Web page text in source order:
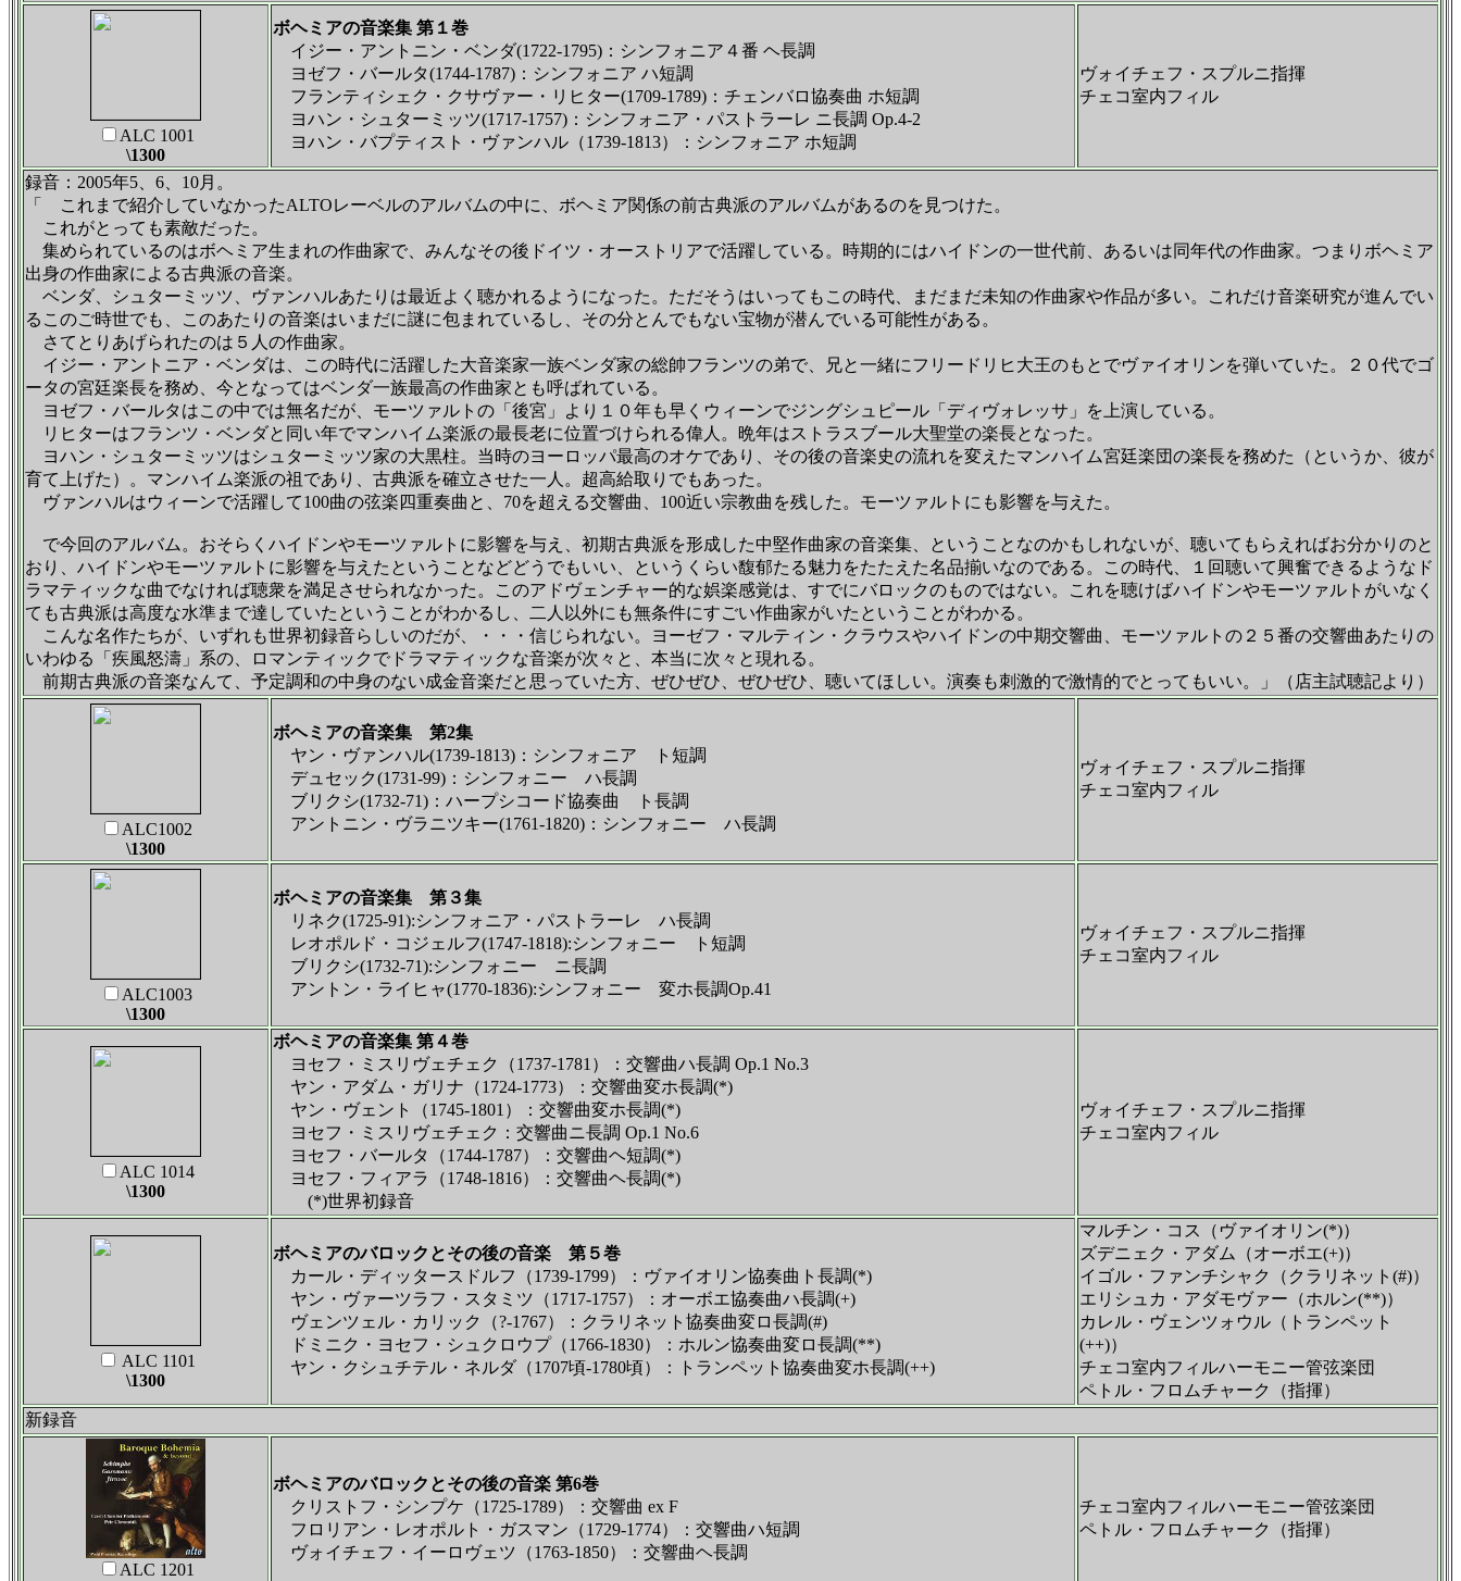
ALC 1001
\1300
ボヘミアの音楽集 第１巻
イジー・アントニン・ベンダ(1722-1795)：シンフォニア４番 ヘ長調
ヨゼフ・バールタ(1744-1787)：シンフォニア ハ短調
フランティシェク・クサヴァー・リヒター(1709-1789)：チェンバロ協奏曲 ホ短調
ヨハン・シュターミッツ(1717-1757)：シンフォニア・パストラーレ ニ長調 Op.4-2
ヨハン・バプティスト・ヴァンハル（1739-1813）：シンフォニア ホ短調
ヴォイチェフ・スプルニ指揮
チェコ室内フィル
録音：2005年5、6、10月。
「 これまで紹介していなかったALTOレーベルのアルバムの中に、ボヘミア関係の前古典派のアルバムがあるのを見つけた。
これがとっても素敵だった。
集められているのはボヘミア生まれの作曲家で、みんなその後ドイツ・オーストリアで活躍している。時期的にはハイドンの一世代前、あるいは同年代の作曲家。つまりボヘミア
出身の作曲家による古典派の音楽。
ベンダ、シュターミッツ、ヴァンハルあたりは最近よく聴かれるようになった。ただそうはいってもこの時代、まだまだ未知の作曲家や作品が多い。これだけ音楽研究が進んでい
るこのご時世でも、このあたりの音楽はいまだに謎に包まれているし、その分とんでもない宝物が潜んでいる可能性がある。
さてとりあげられたのは５人の作曲家。
イジー・アントニア・ベンダは、この時代に活躍した大音楽家一族ベンダ家の総帥フランツの弟で、兄と一緒にフリードリヒ大王のもとでヴァイオリンを弾いていた。２０代でゴ
ータの宮廷楽長を務め、今となってはベンダ一族最高の作曲家とも呼ばれている。
ヨゼフ・バールタはこの中では無名だが、モーツァルトの「後宮」より１０年も早くウィーンでジングシュピール「ディヴォレッサ」を上演している。
リヒターはフランツ・ベンダと同い年でマンハイム楽派の最長老に位置づけられる偉人。晩年はストラスブール大聖堂の楽長となった。
ヨハン・シュターミッツはシュターミッツ家の大黒柱。当時のヨーロッパ最高のオケであり、その後の音楽史の流れを変えたマンハイム宮廷楽団の楽長を務めた（というか、彼が
育て上げた）。マンハイム楽派の祖であり、古典派を確立させた一人。超高給取りでもあった。
ヴァンハルはウィーンで活躍して100曲の弦楽四重奏曲と、70を超える交響曲、100近い宗教曲を残した。モーツァルトにも影響を与えた。
で今回のアルバム。おそらくハイドンやモーツァルトに影響を与え、初期古典派を形成した中堅作曲家の音楽集、ということなのかもしれないが、聴いてもらえればお分かりのと
おり、ハイドンやモーツァルトに影響を与えたということなどどうでもいい、というくらい馥郁たる魅力をたたえた名品揃いなのである。この時代、１回聴いて興奮できるようなド
ラマティックな曲でなければ聴衆を満足させられなかった。このアドヴェンチャー的な娯楽感覚は、すでにバロックのものではない。これを聴けばハイドンやモーツァルトがいなく
ても古典派は高度な水準まで達していたということがわかるし、二人以外にも無条件にすごい作曲家がいたということがわかる。
こんな名作たちが、いずれも世界初録音らしいのだが、・・・信じられない。ヨーゼフ・マルティン・クラウスやハイドンの中期交響曲、モーツァルトの２５番の交響曲あたりの
いわゆる「疾風怒濤」系の、ロマンティックでドラマティックな音楽が次々と、本当に次々と現れる。
前期古典派の音楽なんて、予定調和の中身のない成金音楽だと思っていた方、ぜひぜひ、ぜひぜひ、聴いてほしい。演奏も刺激的で激情的でとってもいい。」（店主試聴記より）
ALC1002
\1300
ボヘミアの音楽集 第2集
ヤン・ヴァンハル(1739-1813)：シンフォニア ト短調
デュセック(1731-99)：シンフォニー ハ長調
ブリクシ(1732-71)：ハープシコード協奏曲 ト長調
アントニン・ヴラニツキー(1761-1820)：シンフォニー ハ長調
ヴォイチェフ・スプルニ指揮
チェコ室内フィル
ALC1003
\1300
ボヘミアの音楽集 第３集
リネク(1725-91):シンフォニア・パストラーレ ハ長調
レオポルド・コジェルフ(1747-1818):シンフォニー ト短調
ブリクシ(1732-71):シンフォニー ニ長調
アントン・ライヒャ(1770-1836):シンフォニー 変ホ長調Op.41
ヴォイチェフ・スプルニ指揮
チェコ室内フィル
ALC 1014
\1300
ボヘミアの音楽集 第４巻
ヨセフ・ミスリヴェチェク（1737-1781）：交響曲ハ長調 Op.1 No.3
ヤン・アダム・ガリナ（1724-1773）：交響曲変ホ長調(*)
ヤン・ヴェント（1745-1801）：交響曲変ホ長調(*)
ヨセフ・ミスリヴェチェク：交響曲ニ長調 Op.1 No.6
ヨセフ・バールタ（1744-1787）：交響曲ヘ短調(*)
ヨセフ・フィアラ（1748-1816）：交響曲ヘ長調(*)
(*)世界初録音
ヴォイチェフ・スプルニ指揮
チェコ室内フィル
ALC 1101
\1300
ボヘミアのバロックとその後の音楽 第５巻
カール・ディッタースドルフ（1739-1799）：ヴァイオリン協奏曲ト長調(*)
ヤン・ヴァーツラフ・スタミツ（1717-1757）：オーボエ協奏曲ハ長調(+)
ヴェンツェル・カリック（?-1767）：クラリネット協奏曲変ロ長調(#)
ドミニク・ヨセフ・シュクロウプ（1766-1830）：ホルン協奏曲変ロ長調(**)
ヤン・クシュチテル・ネルダ（1707頃-1780頃）：トランペット協奏曲変ホ長調(++)
マルチン・コス（ヴァイオリン(*)）
ズデニェク・アダム（オーボエ(+)）
イゴル・ファンチシャク（クラリネット(#)）
エリシュカ・アダモヴァー（ホルン(**)）
カレル・ヴェンツォウル（トランペット
(++)）
チェコ室内フィルハーモニー管弦楽団
ペトル・フロムチャーク（指揮）
新録音
ALC 1201
ボヘミアのバロックとその後の音楽 第6巻
クリストフ・シンプケ（1725-1789）：交響曲 ex F
フロリアン・レオポルト・ガスマン（1729-1774）：交響曲ハ短調
ヴォイチェフ・イーロヴェツ（1763-1850）：交響曲ヘ長調
チェコ室内フィルハーモニー管弦楽団
ペトル・フロムチャーク（指揮）